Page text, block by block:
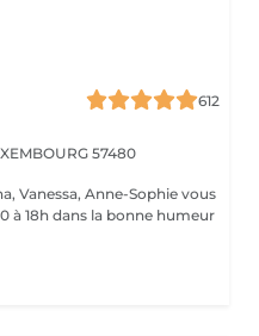
612
57480
Vanessa, Anne-Sophie vous
à 18h dans la bonne humeur